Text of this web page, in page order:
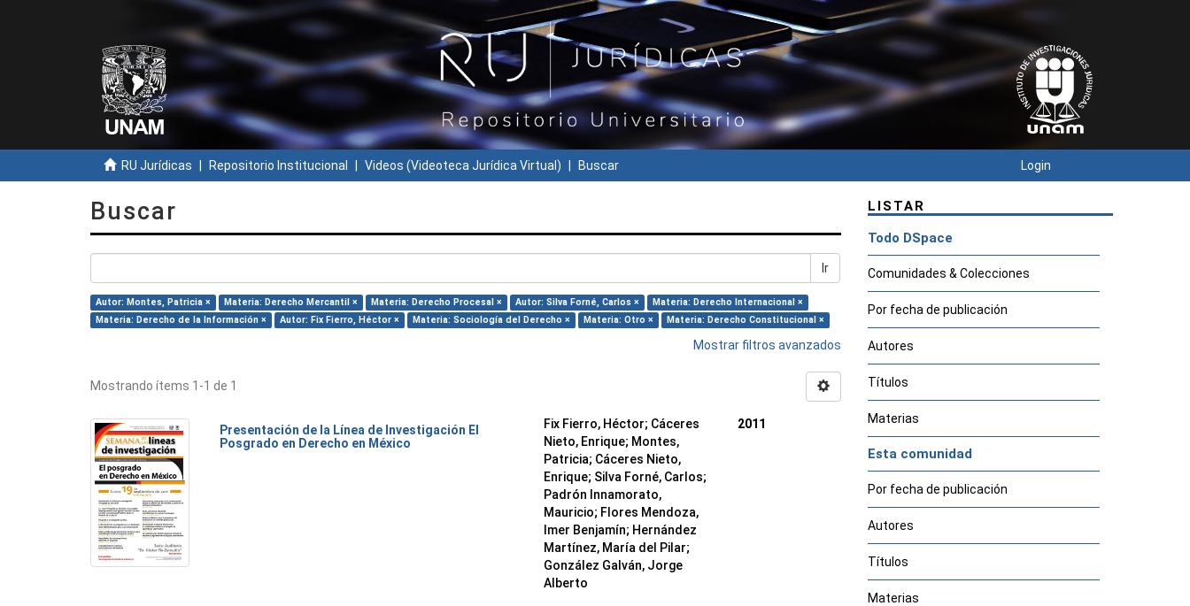
RU Jurídicas Repositorio Institucional Videos (Videoteca Jurídica Virtual) Buscar Login
Buscar
Ir
Autor: Montes, Patricia × Materia: Derecho Mercantil × Materia: Derecho Procesal × Autor: Silva Forné, Carlos ×
Materia: Derecho Internacional ×
Materia: Derecho de la Información ×
Autor: Fix Fierro, Héctor × Materia: Sociología del Derecho × Materia: Otro × Materia: Derecho Constitucional ×
Mostrar filtros avanzados
Mostrando ítems 1-1 de 1
Presentación de la Línea de Investigación El
Posgrado en Derecho en México
Fix Fierro, Héctor; Cáceres
Nieto, Enrique; Montes,
Patricia; Cáceres Nieto,
Enrique; Silva Forné, Carlos;
Padrón Innamorato,
Mauricio; Flores Mendoza,
Imer Benjamín; Hernández
Martínez, María del Pilar;
González Galván, Jorge
Alberto
2011
LISTAR
Todo DSpace
Comunidades & Colecciones
Por fecha de publicación
Autores
Títulos
Materias
Esta comunidad
Por fecha de publicación
Autores
Títulos
Materias